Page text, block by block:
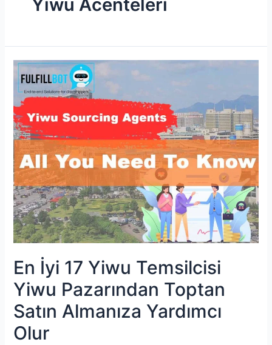
Yiwu Acenteleri
En İyi 17 Yiwu Temsilcisi
Yiwu Pazarından Toptan
Satın Almanıza Yardımcı
Olur
En
İyi
17
Yiwu
Temsilcisi
Yiwu
Pazarından
Toptan
Satın
Almanıza
Yardımcı
Olur